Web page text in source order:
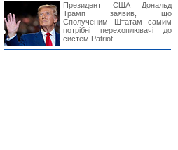
Президент США Дональд
Трамп заявив, що
Сполученим Штатам самим
потрібні перехоплювачі до
систем Patriot.